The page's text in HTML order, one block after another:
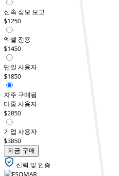
신속 정보 보고
$1250
엑셀 전용
$1450
단일 사용자
$1850
자주 구매됨
다중 사용자
$2850
기업 사용자
$3850
지금 구매
신뢰 및 인증